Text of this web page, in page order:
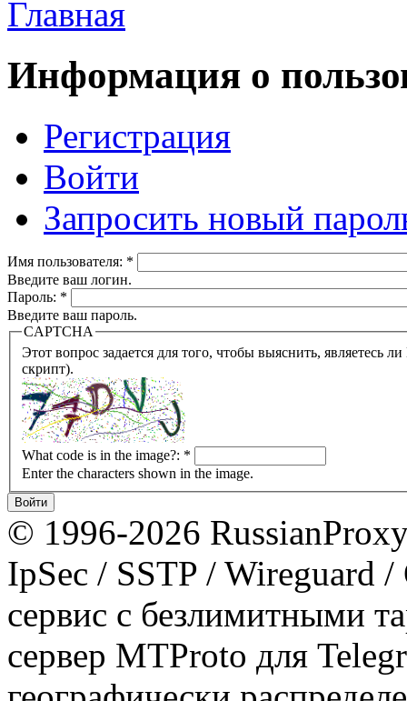
Главная
Информация о
Регистрация
Войти
Запросить новый
Имя пользователя: *
Введите ваш логин.
Пароль: *
Введите ваш пароль.
CAPTCHA
Этот вопрос задается для того, чтобы выяснить, являетесь ли Вы человеком или представляете из себя робота
скрипт).
What code is in the image?: *
Enter the characters shown in the image.
© 1996-2026
IpSec / SSTP / Wireguard
сервис с безлимитными
сервер MTProto для